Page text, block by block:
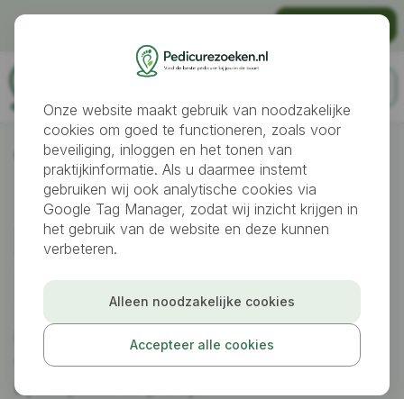
Pedicures Wormerveer
Pedicure gezocht
inWormerveer
Bekijk pedicures in Wormerveer en omgeving,
vergelijk specialisaties en plan snel een afspraak
bij een passende praktijk.
Onze website maakt gebruik van noodzakelijke
cookies om goed te functioneren, zoals voor
beveiliging, inloggen en het tonen van
praktijkinformatie. Als u daarmee instemt
gebruiken wij ook analytische cookies via
Google Tag Manager, zodat wij inzicht krijgen in
het gebruik van de website en deze kunnen
verbeteren.
Alleen noodzakelijke cookies
Accepteer alle cookies